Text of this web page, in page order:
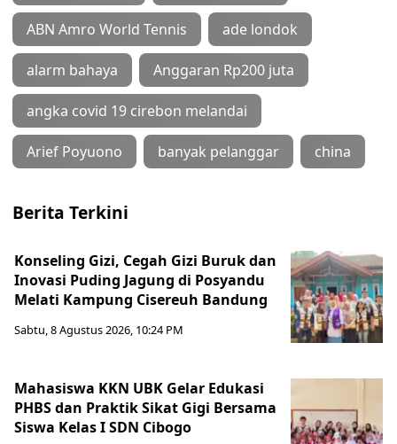
ABN Amro World Tennis ade londok
alarm bahaya Anggaran Rp200 juta
angka covid 19 cirebon melandai
Arief Poyuono banyak pelanggar china
Berita Terkini
Konseling Gizi, Cegah Gizi Buruk dan
Inovasi Puding Jagung di Posyandu
Melati Kampung Cisereuh Bandung
Sabtu, 8 Agustus 2026, 10:24 PM
Mahasiswa KKN UBK Gelar Edukasi
PHBS dan Praktik Sikat Gigi Bersama
Siswa Kelas I SDN Cibogo